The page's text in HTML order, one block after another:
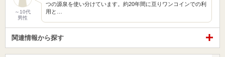
～10代
男性
つの源泉を使い分けています。約20年間に亘りワンコインでの利
用と…
関連情報から探す